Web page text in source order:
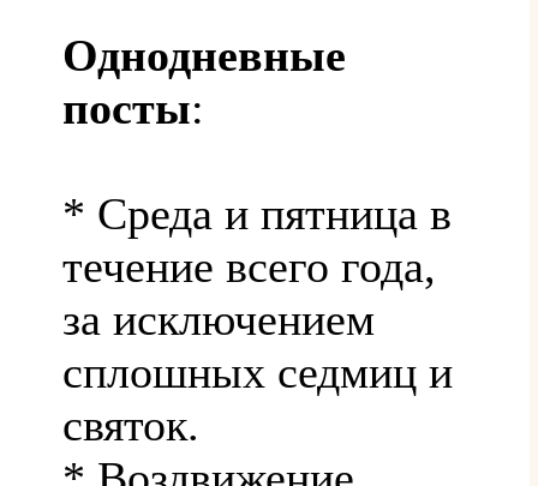
Однодневные
посты:
* Среда и пятница в
течение всего года,
за исключением
сплошных седмиц и
святок.